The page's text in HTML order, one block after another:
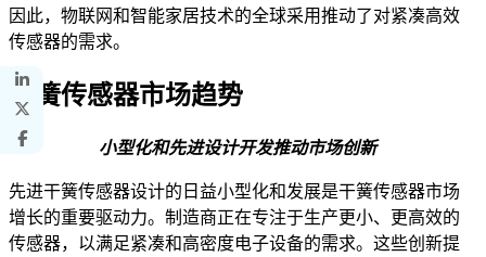
因此，物联网和智能家居技术的全球采用推动了对紧凑高效
传感器的需求。
磁簧传感器市场趋势
小型化和先进设计开发推动市场创新
先进干簧传感器设计的日益小型化和发展是干簧传感器市场
增长的重要驱动力。制造商正在专注于生产更小、更高效的
传感器，以满足紧凑和高密度电子设备的需求。这些创新提